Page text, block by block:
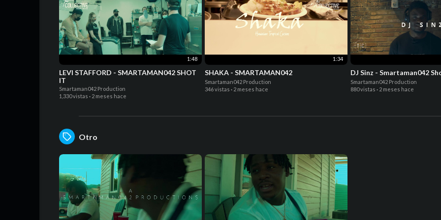
1:48
LEVI STAFFORD - SMARTAMAN042 SHOT
IT
Smartaman042 Production
1,330 vistas · 2 meses hace
1:34
SHAKA - SMARTAMAN042
Smartaman042 Production
346 vistas · 2 meses hace
DJ Sinz - Smartaman042
Smartaman042 Production
880 vistas · 2 meses hace
Otro